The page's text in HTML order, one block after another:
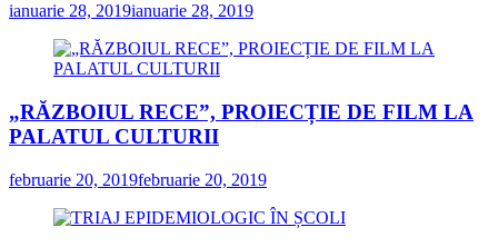
ianuarie 28, 2019ianuarie 28, 2019
„RĂZBOIUL RECE”, PROIECȚIE DE FILM LA
PALATUL CULTURII
februarie 20, 2019februarie 20, 2019